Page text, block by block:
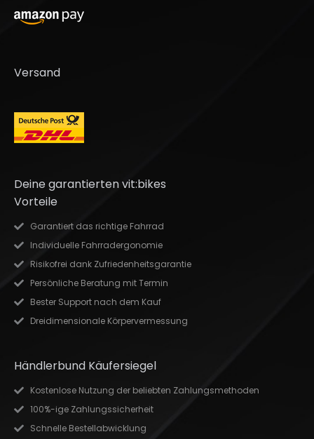
Versand
Deine garantierten vit:bikes
Vorteile
Garantiert das richtige Fahrrad
Individuelle Fahrradergonomie
Risikofrei dank Zufriedenheitsgarantie
Persönliche Beratung mit Termin
Bester Support nach dem Kauf
Dreidimensionale Körpervermessung
Händlerbund Käufersiegel
Kostenlose Nutzung der beliebten Zahlungsmethoden
100%-ige Zahlungssicherheit
Schnelle Bestellabwicklung